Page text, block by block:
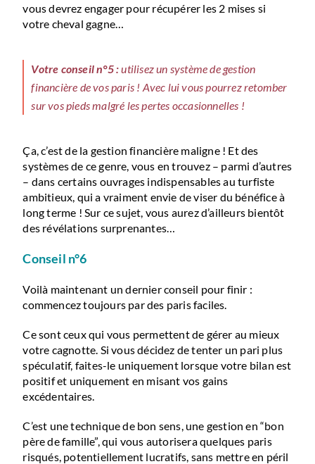
vous devrez engager pour récupérer les 2 mises si
votre cheval gagne…
Votre conseil n°5 :utilisez un système de gestion
financière de vos paris ! Avec lui vous pourrez retomber
sur vos pieds malgré les pertes occasionnelles !
Ça, c’est de la gestion financière maligne ! Et des
systèmes de ce genre, vous en trouvez – parmi d’autres
– dans certains ouvrages indispensables au turfiste
ambitieux, qui a vraiment envie de viser du bénéfice à
long terme ! Sur ce sujet, vous aurez d’ailleurs bientôt
des révélations surprenantes…
Conseil n°6
Voilà maintenant un dernier conseil pour finir :
commencez toujours par des paris faciles.
Ce sont ceux qui vous permettent de gérer au mieux
votre cagnotte. Si vous décidez de tenter un pari plus
spéculatif, faites-le uniquement lorsque votre bilan est
positif et uniquement en misant vos gains
excédentaires.
C’est une technique de bon sens, une gestion en “bon
père de famille”, qui vous autorisera quelques paris
risqués, potentiellement lucratifs, sans mettre en péril